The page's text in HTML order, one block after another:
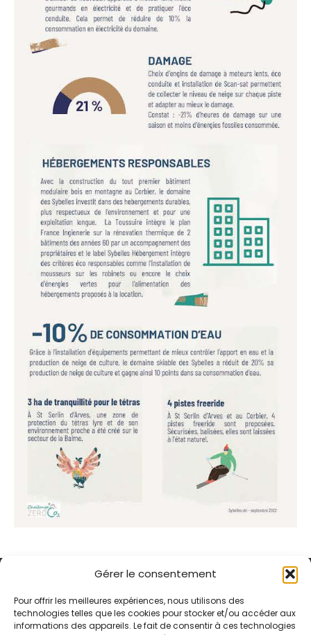
Gérer le consentement
Pour offrir les meilleures expériences, nous utilisons des
technologies telles que les cookies pour stocker et/ou accéder aux
informations des appareils. Le fait de consentir à ces technologies
Alternative Média est une agence de relations presse et de